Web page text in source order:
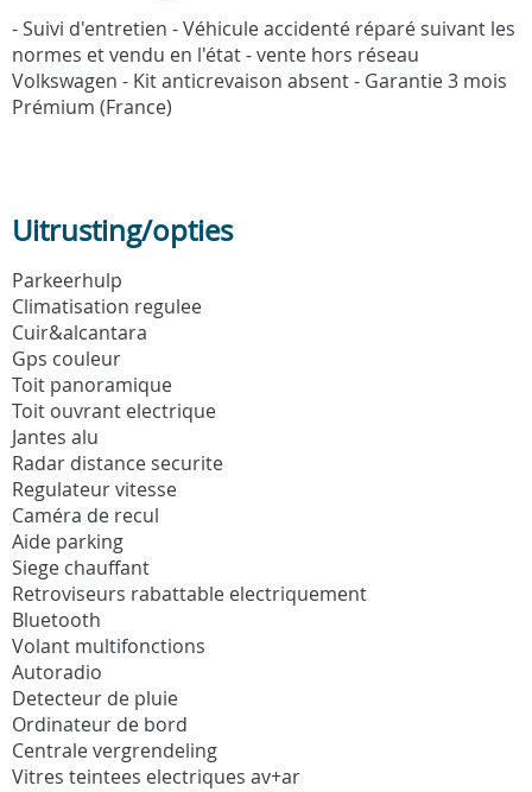
- Suivi d'entretien - Véhicule accidenté réparé suivant les
normes et vendu en l'état - vente hors réseau
Volkswagen - Kit anticrevaison absent - Garantie 3 mois
Prémium (France)
Uitrusting/opties
Parkeerhulp
Climatisation regulee
Cuir&alcantara
Gps couleur
Toit panoramique
Toit ouvrant electrique
Jantes alu
Radar distance securite
Regulateur vitesse
Caméra de recul
Aide parking
Siege chauffant
Retroviseurs rabattable electriquement
Bluetooth
Volant multifonctions
Autoradio
Detecteur de pluie
Ordinateur de bord
Centrale vergrendeling
Vitres teintees electriques av+ar